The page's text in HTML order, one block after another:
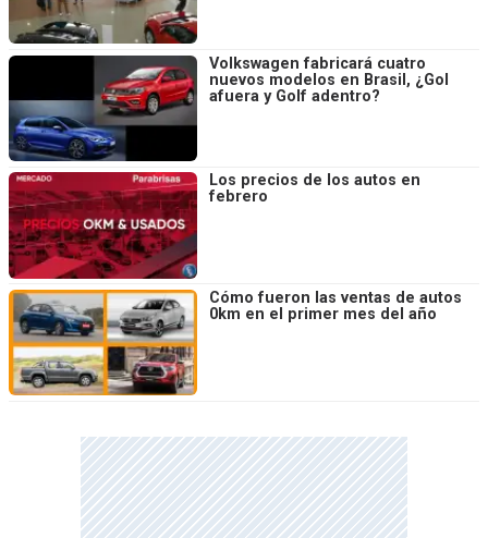
Volkswagen fabricará cuatro
nuevos modelos en Brasil, ¿Gol
afuera y Golf adentro?
Los precios de los autos en
febrero
Cómo fueron las ventas de autos
0km en el primer mes del año